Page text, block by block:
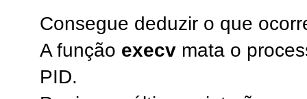
Consegue deduzir o que
A função execv mata o
PID.